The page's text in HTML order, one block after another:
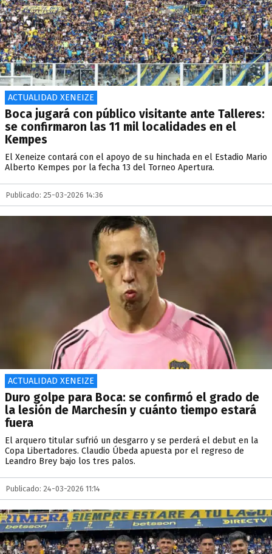
ACTUALIDAD XENEIZE
Boca jugará con público visitante ante Talleres:
se confirmaron las 11 mil localidades en el
Kempes
El Xeneize contará con el apoyo de su hinchada en el Estadio Mario
Alberto Kempes por la fecha 13 del Torneo Apertura.
Publicado: 25-03-2026 14:36
ACTUALIDAD XENEIZE
Duro golpe para Boca: se confirmó el grado de
la lesión de Marchesín y cuánto tiempo estará
fuera
El arquero titular sufrió un desgarro y se perderá el debut en la
Copa Libertadores. Claudio Úbeda apuesta por el regreso de
Leandro Brey bajo los tres palos.
Publicado: 24-03-2026 11:14